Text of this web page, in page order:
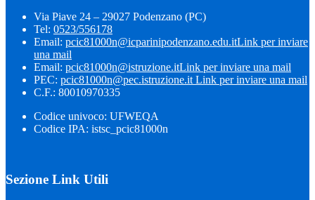
Via Piave 24 – 29027 Podenzano (PC)
Tel: 0523/556178
Email: pcic81000n@icparinipodenzano.edu.itLink per inviare
una mail
Email: pcic81000n@istruzione.itLink per inviare una mail
PEC: pcic81000n@pec.istruzione.it Link per inviare una mail
C.F.: 80010970335
Codice univoco: UFWEQA
Codice IPA: istsc_pcic81000n
Sezione Link Utili